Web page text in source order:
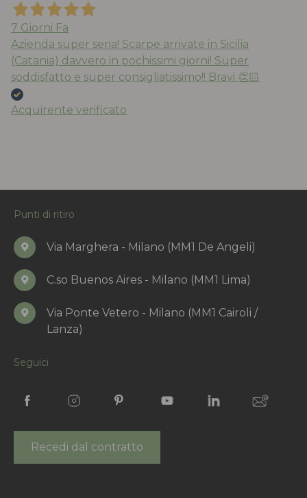
7 Giorni Fa
Azienda super seria! Scarpe arrivate in Sicilia
(Catania) davvero in pochissimi giorni! Super
soddisfatto e super consigliatissimo!! Bravi 👏🏻
Acquirente verificato
Punti di ritiro
Via Marghera - Milano (MM1 De Angeli)
C.so Buenos Aires - Milano (MM1 Lima)
Via Ponte Vetero - Milano (MM1 Cairoli /
Lanza)
Seguici
Recedi dal contratto